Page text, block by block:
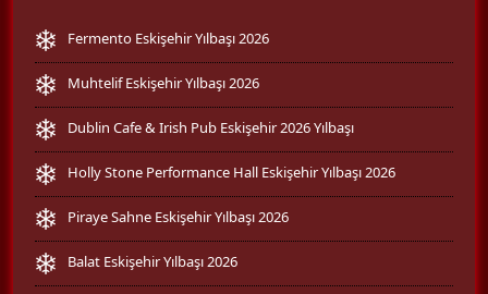
Fermento Eskişehir Yılbaşı 2026
Muhtelif Eskişehir Yılbaşı 2026
Dublin Cafe & Irish Pub Eskişehir 2026 Yılbaşı
Holly Stone Performance Hall Eskişehir Yılbaşı 2026
Piraye Sahne Eskişehir Yılbaşı 2026
Balat Eskişehir Yılbaşı 2026